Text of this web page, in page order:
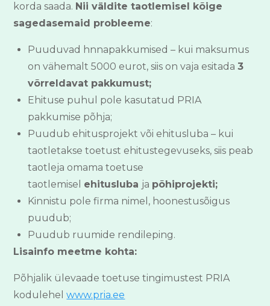
korda saada. Nii väldite taotlemisel kõige
sagedasemaid probleeme:
Puuduvad hnnapakkumised – kui maksumus
on vähemalt 5000 eurot, siis on vaja esitada3
võrreldavat pakkumust;
Ehituse puhul pole kasutatud PRIA
pakkumise põhja;
Puudub ehitusprojekt või ehitusluba – kui
taotletakse toetust ehitustegevuseks, siis peab
taotleja omama toetuse
taotlemisel ehitusluba ja põhiprojekti;
Kinnistu pole firma nimel, hoonestusõigus
puudub;
Puudub ruumide rendileping.
Lisainfo meetme kohta:
Põhjalik ülevaade toetuse tingimustest PRIA
kodulehelwww.pria.ee